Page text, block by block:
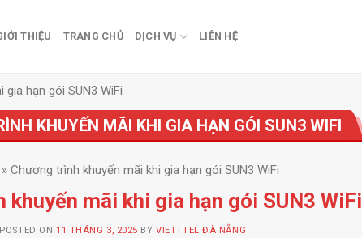
THIỆU TRANG CHỦ DỊCH VỤ LIÊN HỆ
hạn gói SUN3 WiFi
KHUYẾN MÃI KHI GIA HẠN GÓI SUN3 WIFI
»Chương trình khuyến mãi khi gia hạn gói SUN3 WiFi
khuyến mãi khi gia hạn gói SUN3 WiFi
POSTED ON 11 THÁNG 3, 2025 BYVIETTTEL ĐÀ NẴNG